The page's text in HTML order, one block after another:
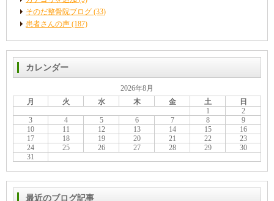
そのだ整骨院ブログ (33)
患者さんの声 (187)
カレンダー
2026年8月
月
火 水 木 金 土
日
1
2
3
4 5 6 7 8
9
10
11 12 13 14 15
16
17
18 19 20 21 22
23
24
25 26 27 28 29
30
31
最近のブログ記事